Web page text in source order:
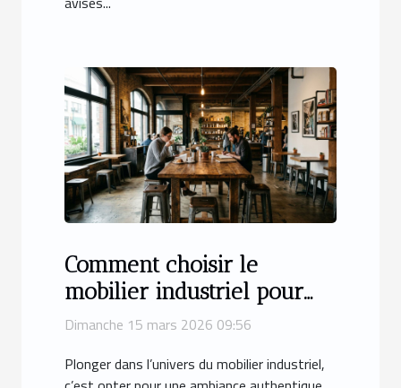
Comment choisir le
mobilier industriel pour
une décoration
Dimanche 15 mars 2026 09:56
Plonger dans l’univers du mobilier industriel,